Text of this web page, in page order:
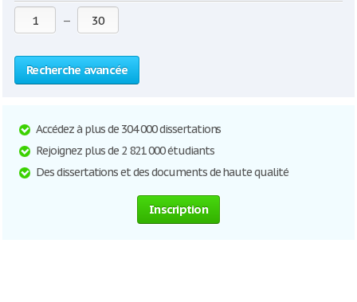
—
Recherche avancée
Accédez à plus de 304 000 dissertations
Rejoignez plus de 2 821 000 étudiants
Des dissertations et des documents de haute qualité
Inscription